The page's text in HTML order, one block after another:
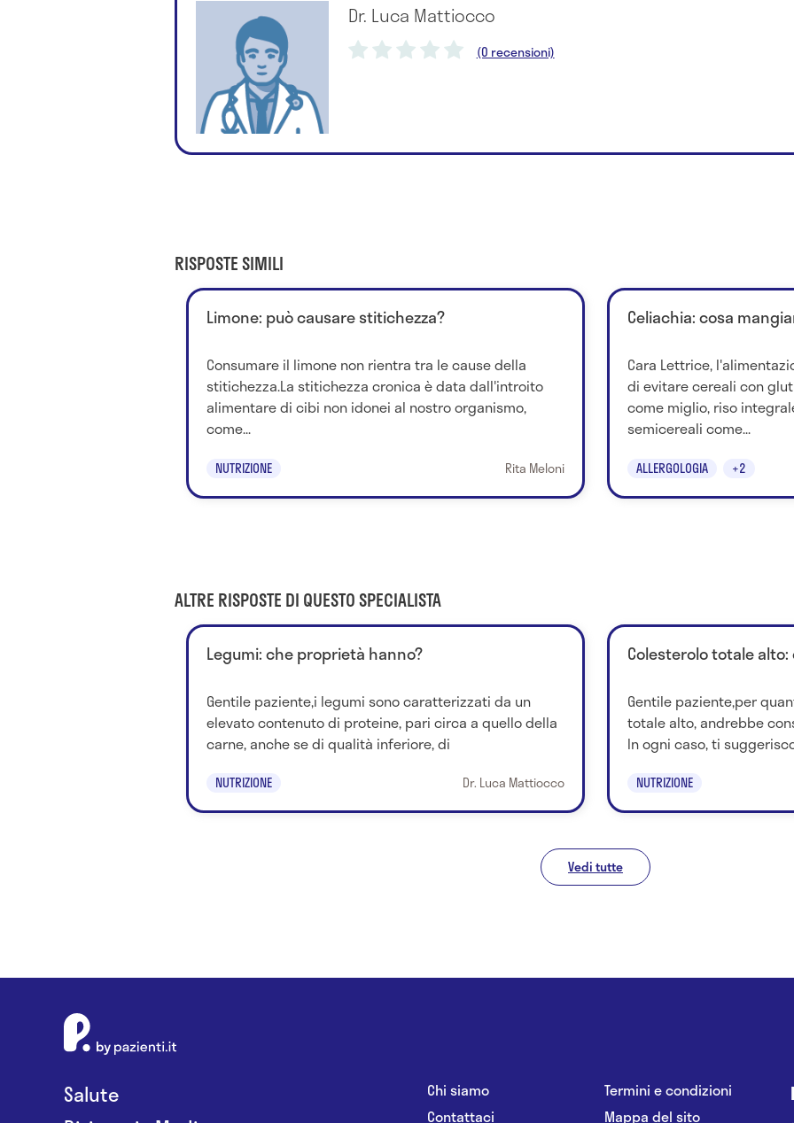
Dr. Luca Mattiocco
(0 recensioni)
RISPOSTE SIMILI
Limone: può causare stitichezza?
Consumare il limone non rientra tra le cause della
stitichezza.La stitichezza cronica è data dall'introito
alimentare di cibi non idonei al nostro organismo,
come...
NUTRIZIONE Rita Meloni
Celiachia: cosa
Cara Lettrice,
di evitare cereali con
come miglio, riso
semicereali come...
ALLERGOLOGIA +2
ALTRE RISPOSTE DI QUESTO SPECIALISTA
Legumi: che proprietà hanno?
Gentile paziente,i legumi sono caratterizzati da un
elevato contenuto di proteine, pari circa a quello della
carne, anche se di qualità inferiore, di
NUTRIZIONE Dr. Luca Mattiocco
Colesterolo totale alto:
Gentile paziente,per
totale alto, andrebbe
In ogni caso, ti
NUTRIZIONE
Vedi tutte
Salute
Chi siamo
Contattaci
Termini e condizioni
Mappa del sito